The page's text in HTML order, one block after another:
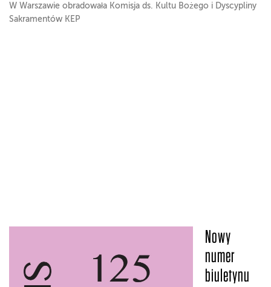
W Warszawie obradowała Komisja ds. Kultu Bożego i Dyscypliny
Sakramentów KEP
Nowy
numer
biuletynu